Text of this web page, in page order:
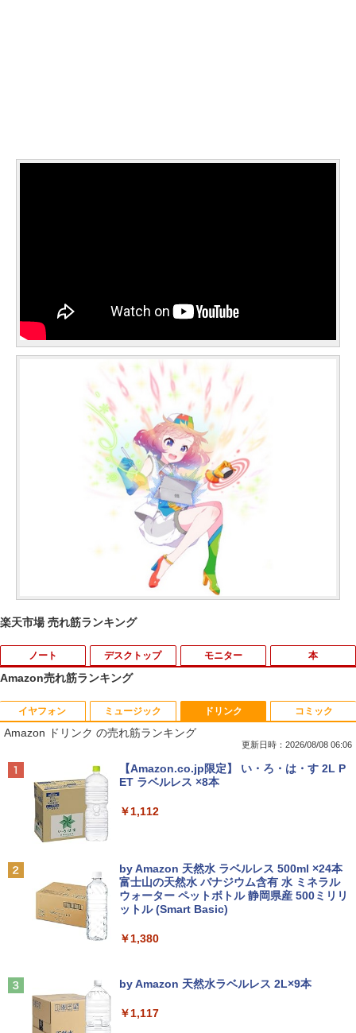
楽天市場 売れ筋ランキング
ノート デスクトップ モニター 本
1
妹は知っている（8） 【電子限定特典つ
き】 【電子書籍】[ 雁木万里 ]
￥792
ィーメンバーと世界に復讐＆『ざま
ぁ！』します！【電子書籍】
￥792
o Day Book [ 島田ゆか ]
￥4,950
Amazon売れ筋ランキング
イヤフォン
Anker Soundcore P40i オフホワイト
Anker Soundcore P31i ブラック
￥5,990
ラック
￥14,990
ミュージック
BRUCE WAYNE feat. Flo Milli, ATL Jacob
[Explicit]
￥250
BRUCE WAYNE feat. Flo Milli, ATL Jacob
[Explicit]
￥250
ドリンク
Amazon ドリンク の売れ筋ランキング
更新日時：2026/08/08 06:06
【Amazon.co.jp限定】 い・ろ・は・す 2L P
ET ラベルレス ×8本
￥1,112
by Amazon 天然水 ラベルレス 500ml ×24本
富士山の天然水 バナジウム含有 水 ミネラル
ウォーター ペットボトル 静岡県産 500ミリリ
ットル (Smart Basic)
￥1,380
by Amazon 天然水ラベルレス 2L×9本
￥1,117
コミック